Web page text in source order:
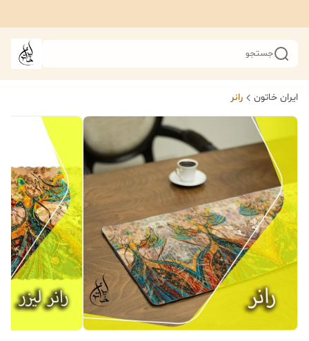
جستجو
ایران خاتون رانر